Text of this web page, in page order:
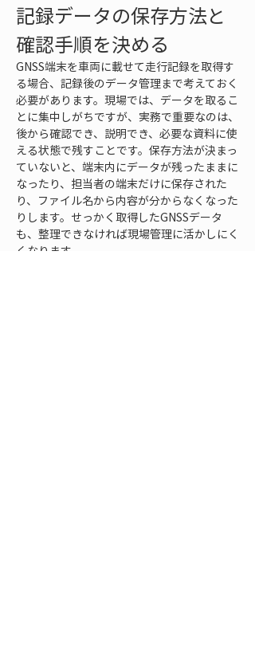
記録データの保存方法と
確認手順を決める
GNSS端末を車両に載せて走行記録を取得す
る場合、記録後のデータ管理まで考えておく
必要があります。現場では、データを取るこ
とに集中しがちですが、実務で重要なのは、
後から確認でき、説明でき、必要な資料に使
える状態で残すことです。保存方法が決まっ
ていないと、端末内にデータが残ったままに
なったり、担当者の端末だけに保存された
り、ファイル名から内容が分からなくなった
りします。せっかく取得したGNSSデータ
も、整理できなければ現場管理に活かしにく
くなります。